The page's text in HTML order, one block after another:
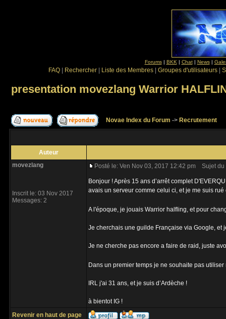
Forums| BKK | Chat| News|
FAQ Rechercher Liste des Membres Groupes d'utilisateurs
presentation movezlang Warrior
Novae Index du Forum -> Recrutement
Auteur
movezlang
Inscrit le: 03 Nov 2017
Messages: 2
Posté le: Ven Nov 03, 2017 12:42 pm Sujet du
Bonjour ! Après 15 ans d’arrêt complet
avais un serveur comme celui ci, et je me suis rué
A l'époque, je jouais Warrior halfling, et pour
Je cherchais une guilde Française via Google, et
Je ne cherche pas encore a faire de raid, juste
Dans un premier temps je ne souhaite pas
IRL j'ai 31 ans, et je suis d’Ardèche !
à bientot IG !
Revenir en haut de page